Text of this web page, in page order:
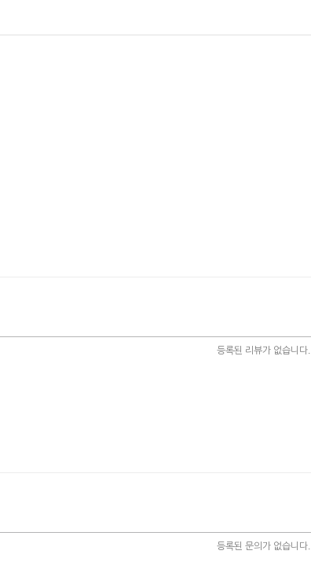
등록된 리뷰가 없습니다.
등록된 문의가 없습니다.